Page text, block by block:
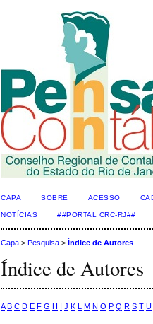
CAPA SOBRE ACESSO
NOTÍCIAS ##PORTAL CRC-RJ##
Capa > Pesquisa > Índice de Autores
Índice de Autores
A B C D E F G H I J K L M N O P Q R S T U